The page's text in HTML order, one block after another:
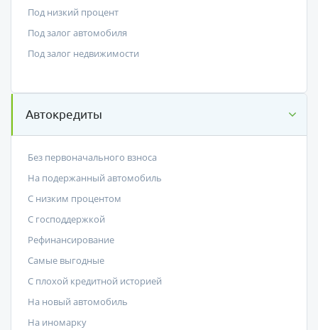
Под низкий процент
Под залог автомобиля
Под залог недвижимости
Автокредиты
Без первоначального взноса
На подержанный автомобиль
С низким процентом
C господдержкой
Рефинансирование
Самые выгодные
С плохой кредитной историей
На новый автомобиль
На иномарку